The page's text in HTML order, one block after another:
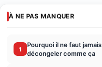
À NE PAS MANQUER
1
Pourquoi il ne faut jamais
décongeler comme ça